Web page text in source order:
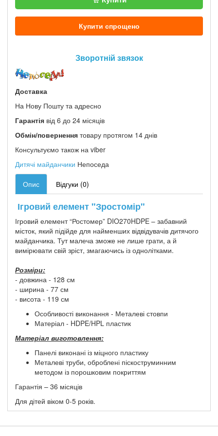
Купити спрощено
Зворотній звязок
Доставка
На Нову Пошту та адресно
Гарантія від 6 до 24 місяців
Обмін/повернення товару протягом 14 днів
Консультуємо також на viber
Дитячі майданчики Непоседа
Опис Відгуки (0)
Ігровий елемент "Зростомір"
Ігровий елемент “Ростомер” DIO270HDPE – забавний
місток, який підійде для найменших відвідувачів дитячого
майданчика. Тут малеча зможе не лише грати, а й
вимірювати свій зріст, змагаючись із однолітками.
Розміри:
- довжина - 128 см
- ширина - 77 см
- висота - 119 см
Особливості виконання - Металеві стовпи
Матеріал - HDPE/HPL пластик
Матеріал виготовлення:
Панелі виконані із міцного пластику
Металеві труби, оброблені піскоструминним
методом із порошковим покриттям
Гарантія – 36 місяців
Для дітей віком 0-5 років.